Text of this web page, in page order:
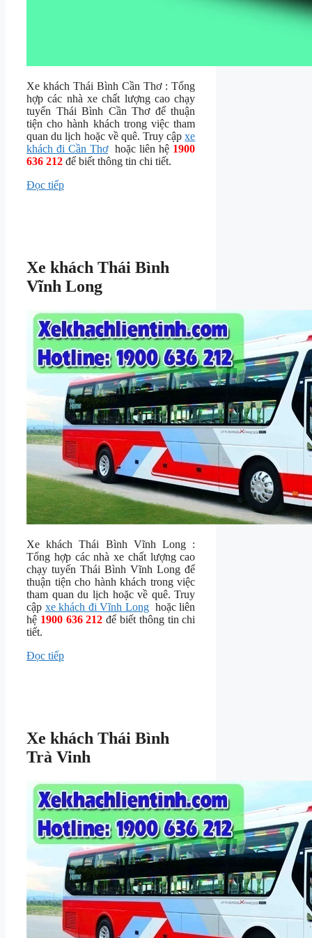
Xe khách Thái Bình Cần Thơ : Tổng
hợp các nhà xe chất lượng cao chạy
tuyến Thái Bình Cần Thơ để thuận
tiện cho hành khách trong việc tham
quan du lịch hoặc về quê. Truy cậpxe
khách đi Cần Thơhoặc liên hệ 1900
636 212 để biết thông tin chi tiết.
Đọc tiếp
Xe khách Thái Bình
Vĩnh Long
Xe khách Thái Bình Vĩnh Long :
Tổng hợp các nhà xe chất lượng cao
chạy tuyến Thái Bình Vĩnh Long để
thuận tiện cho hành khách trong việc
tham quan du lịch hoặc về quê. Truy
cập xe khách đi Vĩnh Longhoặc liên
hệ 1900 636 212để biết thông tin chi
tiết.
Đọc tiếp
Xe khách Thái Bình
Trà Vinh